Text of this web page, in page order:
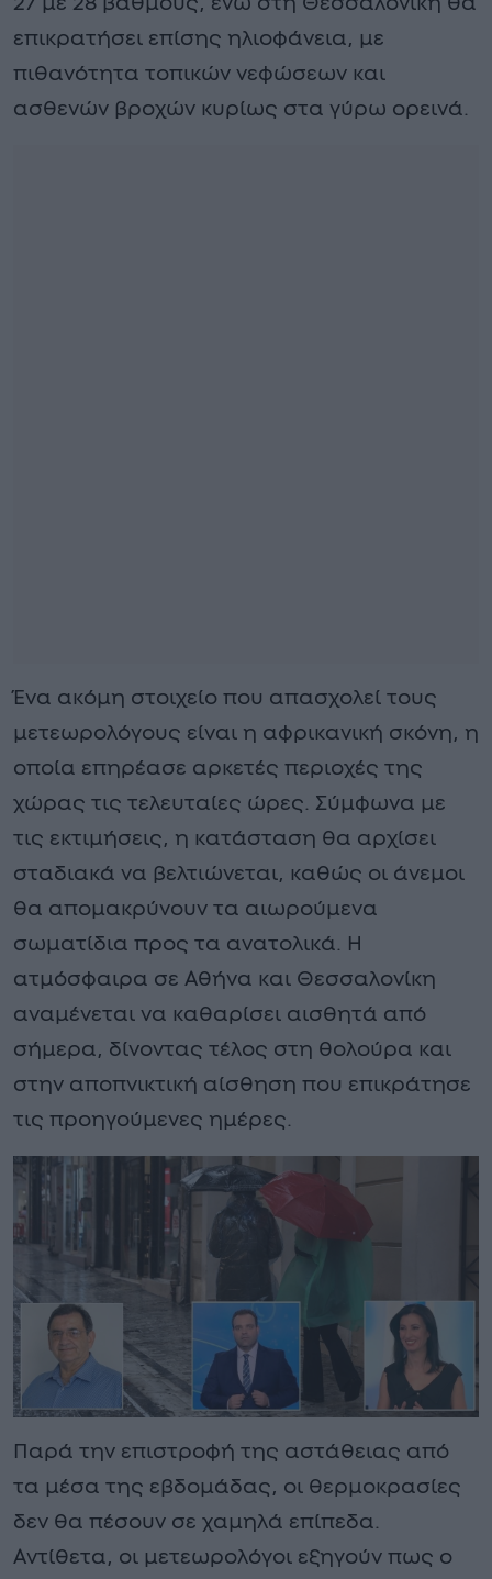
επικρατήσει επίσης ηλιοφάνεια, με
πιθανότητα τοπικών νεφώσεων και
ασθενών βροχών κυρίως στα γύρω ορεινά.
Ένα ακόμη στοιχείο που απασχολεί τους
μετεωρολόγους είναι η αφρικανική σκόνη, η
οποία επηρέασε αρκετές περιοχές της
χώρας τις τελευταίες ώρες. Σύμφωνα με
τις εκτιμήσεις, η κατάσταση θα αρχίσει
σταδιακά να βελτιώνεται, καθώς οι άνεμοι
θα απομακρύνουν τα αιωρούμενα
σωματίδια προς τα ανατολικά. Η
ατμόσφαιρα σε Αθήνα και Θεσσαλονίκη
αναμένεται να καθαρίσει αισθητά από
σήμερα, δίνοντας τέλος στη θολούρα και
στην αποπνικτική αίσθηση που επικράτησε
τις προηγούμενες ημέρες.
Παρά την επιστροφή της αστάθειας από
τα μέσα της εβδομάδας, οι θερμοκρασίες
δεν θα πέσουν σε χαμηλά επίπεδα.
Αντίθετα, οι μετεωρολόγοι εξηγούν πως ο